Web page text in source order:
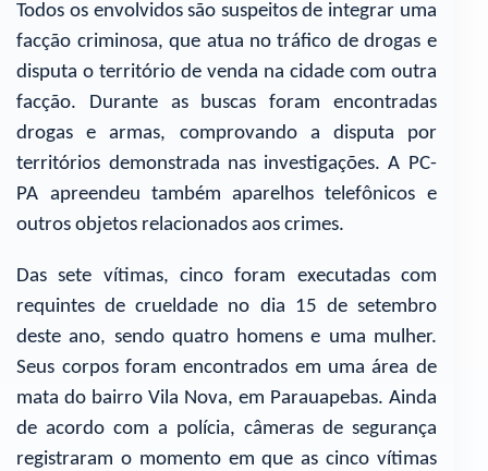
Todos os envolvidos são suspeitos de integrar uma
facção criminosa, que atua no tráfico de drogas e
disputa o território de venda na cidade com outra
facção. Durante as buscas foram encontradas
drogas e armas, comprovando a disputa por
territórios demonstrada nas investigações. A PC-
PA apreendeu também aparelhos telefônicos e
outros objetos relacionados aos crimes.
Das sete vítimas, cinco foram executadas com
requintes de crueldade no dia 15 de setembro
deste ano, sendo quatro homens e uma mulher.
Seus corpos foram encontrados em uma área de
mata do bairro Vila Nova, em Parauapebas. Ainda
de acordo com a polícia, câmeras de segurança
registraram o momento em que as cinco vítimas